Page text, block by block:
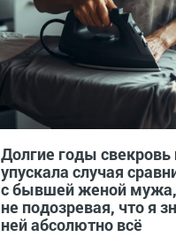
Долгие годы свекровь
упускала случая
с бывшей женой
не подозревая, что я
ней абсолютно всё